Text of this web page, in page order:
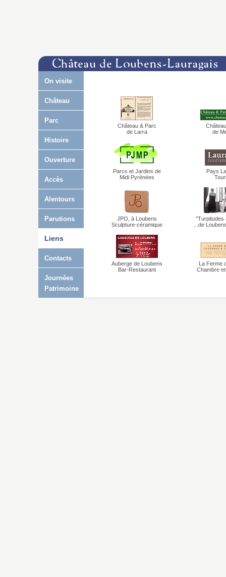
On visite
Château
Parc
Histoire
Ouverture
Accès
Alentours
Parutions
Liens
Contacts
Journées
Patrimoine
Château & Parc
de Larra
de
Parcs et Jardins de
Midi Pyrénées
Pays
JPO, à Loubens
Sculpture-céramique
"Turpitudes
...de
Auberge de Loubens
Bar-Restaurant
La Ferme
Chambre